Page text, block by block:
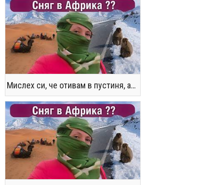
Мислех си, че отивам в пустиня, а се озовах в снега !! / Not the Morocco You Know